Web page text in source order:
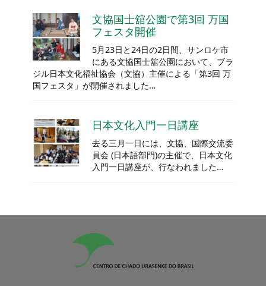
文協国士舘公園で第3回 万国
フェスタ開催
5月23日と24日の2日間、サンロケ市
にある文協国士舘公園において、ブラ
ジル日本文化福祉協会（文協）主催による「第3回 万
国フェスタ」が開催されました…
日本文化入門一日講座
去る三月一日には、文協、国際交流委
員会 (日本語部門)の主催で、日本文化
入門一日講座が、行なわれました…